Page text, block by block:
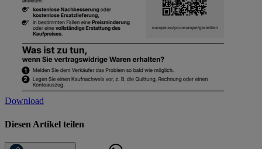
Download
Diesen Artikel teilen